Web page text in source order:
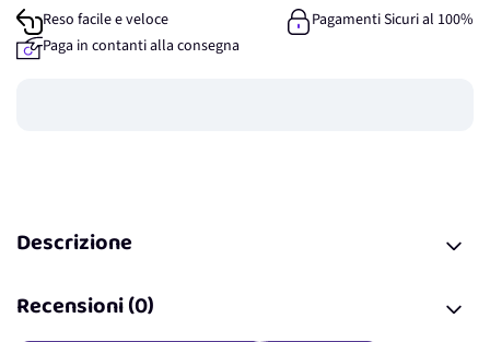
Reso facile e veloce
Pagamenti Sicuri al 100%
Paga in contanti alla consegna
Descrizione
Recensioni (0)